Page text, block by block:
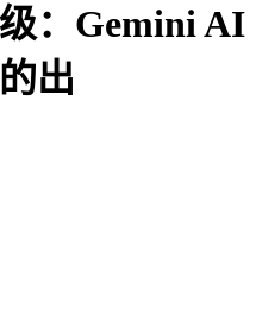
：Gemini AI
出